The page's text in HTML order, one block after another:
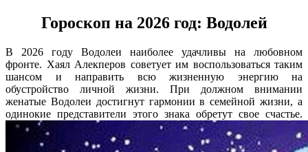
Гороскоп на 2026 год: Водолей
В 2026 году Водолеи наиболее удачливы на любовном
фронте. Хаял Алекперов советует им воспользоваться таким
шансом и направить всю жизненную энергию на
обустройство личной жизни. При должном внимании
женатые Водолеи достигнут гармонии в семейной жизни, а
одинокие представители этого знака обретут свое счастье.